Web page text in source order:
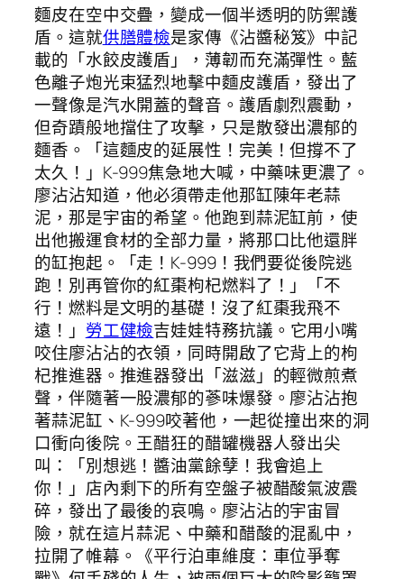
麵皮在空中交疊，變成一個半透明的防禦護
盾。這就供膳體檢是家傳《沾醬秘笈》中記
載的「水餃皮護盾」，薄韌而充滿彈性。藍
色離子炮光束猛烈地擊中麵皮護盾，發出了
一聲像是汽水開蓋的聲音。護盾劇烈震動，
但奇蹟般地擋住了攻擊，只是散發出濃郁的
麵香。「這麵皮的延展性！完美！但撐不了
太久！」K-999焦急地大喊，中藥味更濃了。
廖沾沾知道，他必須帶走他那缸陳年老蒜
泥，那是宇宙的希望。他跑到蒜泥缸前，使
出他搬運食材的全部力量，將那口比他還胖
的缸抱起。「走！K-999！我們要從後院逃
跑！別再管你的紅棗枸杞燃料了！」「不
行！燃料是文明的基礎！沒了紅棗我飛不
遠！」 勞工健檢吉娃娃特務抗議。它用小嘴
咬住廖沾沾的衣領，同時開啟了它背上的枸
杞推進器。推進器發出「滋滋」的輕微煎煮
聲，伴隨著一股濃郁的蔘味爆發。廖沾沾抱
著蒜泥缸、K-999咬著他，一起從撞出來的洞
口衝向後院。王醋狂的醋罐機器人發出尖
叫：「別想逃！醬油黨餘孽！我會追上
你！」店內剩下的所有空盤子被醋酸氣波震
碎，發出了最後的哀鳴。廖沾沾的宇宙冒
險，就在這片蒜泥、中藥和醋酸的混亂中，
拉開了帷幕。《平行泊車維度：車位爭奪